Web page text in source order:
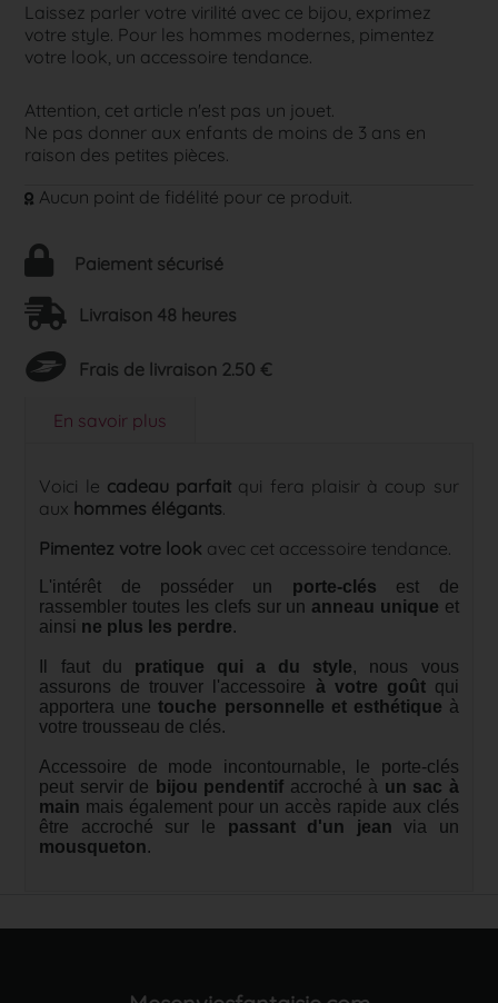
Laissez parler votre virilité avec ce bijou, exprimez
votre style. Pour les hommes modernes, pimentez
votre look, un accessoire tendance.
Attention, cet article n'est pas un jouet.
Ne pas donner aux enfants de moins de 3 ans en
raison des petites pièces.
Aucun point de fidélité pour ce produit.
Paiement sécurisé
Livraison 48 heures
Frais de livraison 2.50 €
En savoir plus
Voici le cadeau parfait qui fera plaisir à coup sur
aux hommes élégants.
Pimentez votre look avec cet accessoire tendance.
L'intérêt de posséder un porte-clés est de
rassembler toutes les clefs sur un anneau unique et
ainsi ne plus les perdre.
Il faut du pratique qui a du style, nous vous
assurons de trouver l'accessoire à votre goûtqui
apportera unetouche personnelle et esthétique à
votre trousseau de clés.
Accessoire de mode incontournable, le porte-clés
peut servir de bijou pendentif accroché à un sac à
main mais également pour un accès rapide aux clés
être accroché sur le passant d'un jean via un
mousqueton.